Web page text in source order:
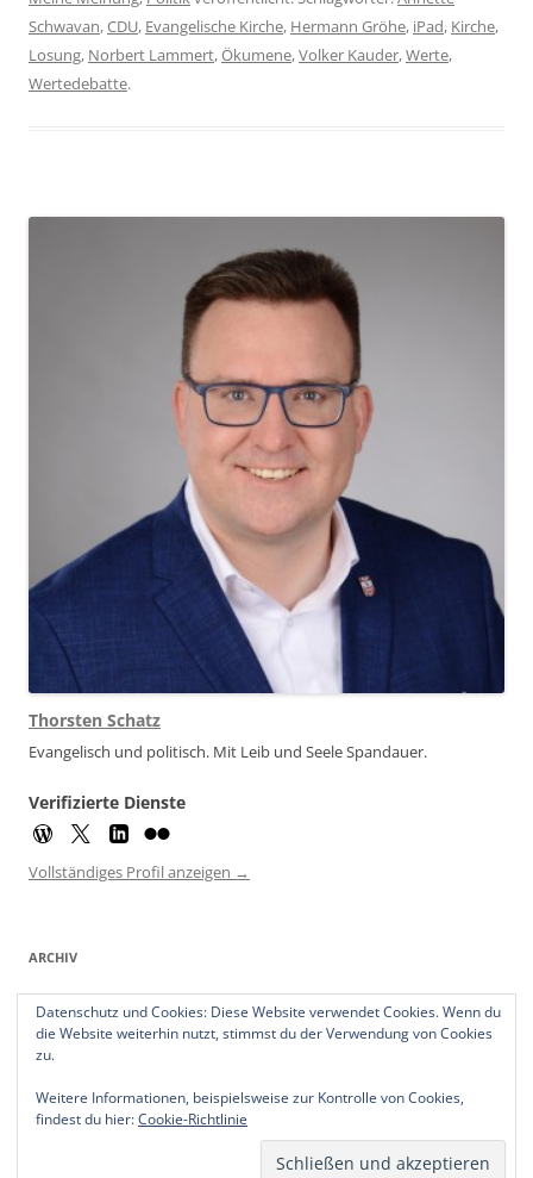
Schwavan,CDU, Evangelische Kirche, Hermann Gröhe, iPad, Kirche,
Losung, Norbert Lammert,Ökumene,Volker Kauder,Werte,
Wertedebatte.
Thorsten Schatz
Evangelisch und politisch. Mit Leib und Seele Spandauer.
Verifizierte Dienste
Vollständiges Profil anzeigen →
ARCHIV
Archiv
Stolz präsentiert von WordPress
Datenschutz und Cookies: Diese Website verwendet Cookies. Wenn du
die Website weiterhin nutzt, stimmst du der Verwendung von Cookies
zu.
Weitere Informationen, beispielsweise zur Kontrolle von Cookies,
findest du hier:Cookie-Richtlinie